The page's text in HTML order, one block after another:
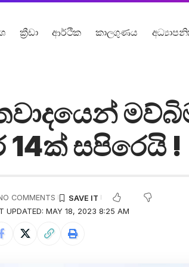
ක්‍රීඩා ආර්ථික කාලගුණය
14ක් සපිරෙයි !
UPDATED: MAY 18, 2023 8:25 AM
COMMENTS